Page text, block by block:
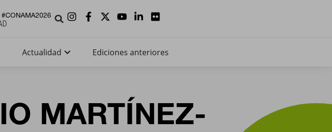
#CONAMA2026
Actualidad Ediciones anteriores
MARTÍNEZ-